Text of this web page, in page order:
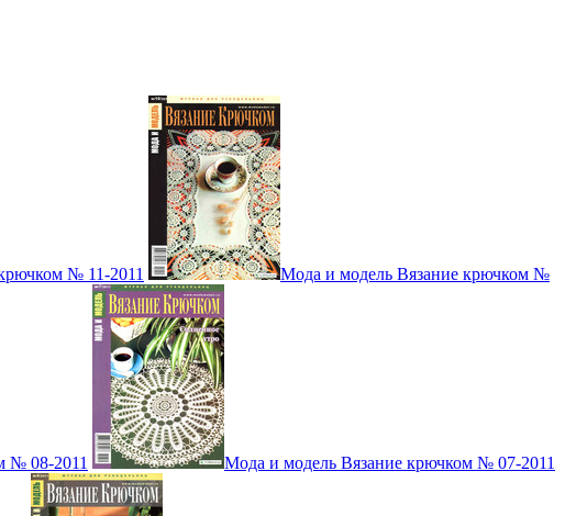
№ 11-2011 Мода и модель Вязание крючком №
№ 08-2011 Мода и модель Вязание крючком № 07-2011